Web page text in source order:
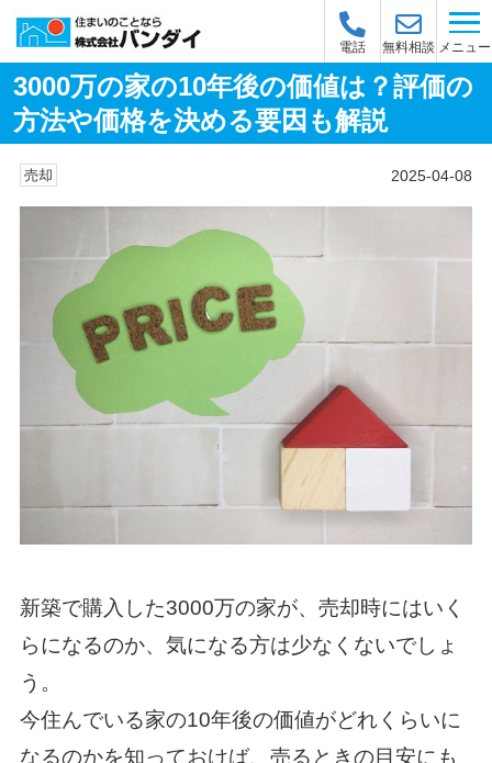
電話 無料相談 メニュー
3000万の家の10年後の価値は？評価の
方法や価格を決める要因も解説
売却 2025-04-08
新築で購入した3000万の家が、売却時にはいく
らになるのか、気になる方は少なくないでしょ
う。
今住んでいる家の10年後の価値がどれくらいに
なるのかを知っておけば、売るときの目安にも